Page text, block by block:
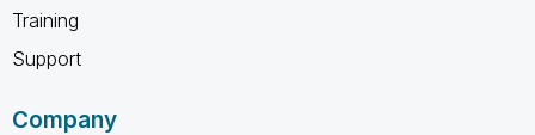
Training
Support
Company